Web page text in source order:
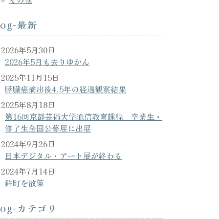
最新
2026年5月も去りゆかん
2026年5月30日
膵臓癌摘出後4.5年の経過観察結果
2025年11月15日
第16回京都芸術大学通信教育課程 卒業生・
修了生全国公募展に出展
2025年8月18日
日本デジタル・アート展が終わる
2024年9月26日
鉾町を散策
2024年7月14日
カテゴリ